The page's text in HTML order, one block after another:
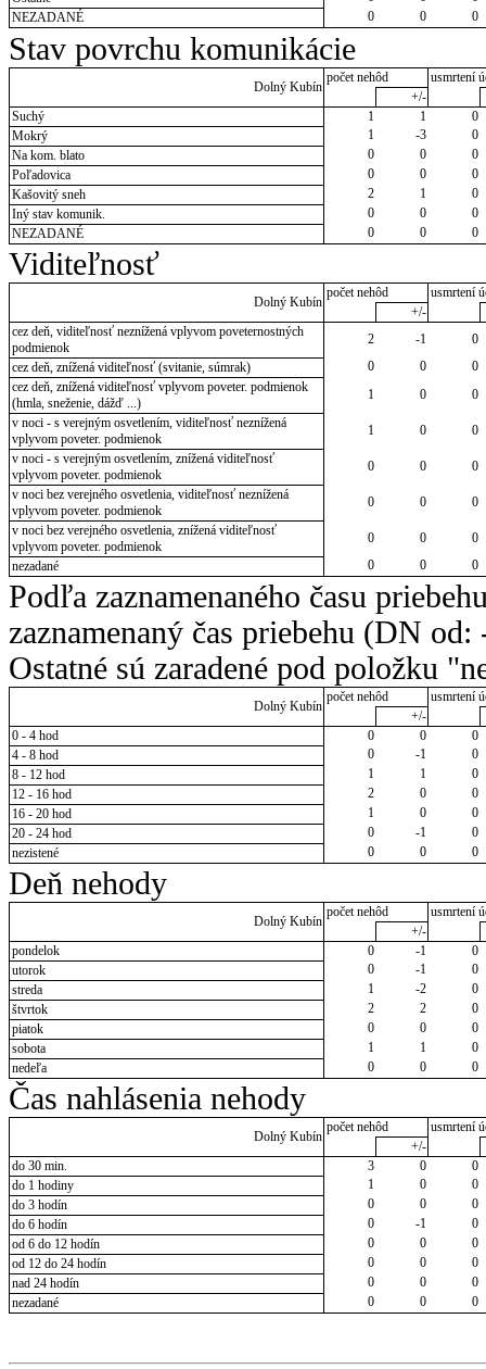
NEZADANÉ
0 0 0
Stav povrchu komunikácie
Dolný Kubín
počet nehôd
usmrtení
+/-
Suchý
1 1
0
Mokrý
1 -3
0
Na kom. blato
0 0
0
Poľadovica
0 0
0
Kašovitý sneh
2 1
0
Iný stav komunik.
0 0
0
NEZADANÉ
0 0 0
Viditeľnosť
Dolný Kubín
počet nehôd
usmrtení
+/-
cez deň, viditeľnosť neznížená vplyvom poveternostných
podmienok
2 -1
0
cez deň, znížená viditeľnosť (svitanie, súmrak)
0 0
0
cez deň, znížená viditeľnosť vplyvom poveter. podmienok
(hmla, sneženie, dážď ...)
1 0
0
v noci - s verejným osvetlením, viditeľnosť neznížená
vplyvom poveter. podmienok
1 0
0
v noci - s verejným osvetlením, znížená viditeľnosť
vplyvom poveter. podmienok
0 0
0
v noci bez verejného osvetlenia, viditeľnosť neznížená
vplyvom poveter. podmienok
0 0
0
v noci bez verejného osvetlenia, znížená viditeľnosť
vplyvom poveter. podmienok
0 0
0
nezadané
0 0 0
Podľa zaznamenaného času
zaznamenaný čas priebehu (DN
Ostatné sú zaradené pod položku
Dolný Kubín
počet nehôd
usmrtení
+/-
0 - 4 hod
0 0
0
4 - 8 hod
0 -1
0
8 - 12 hod
1 1
0
12 - 16 hod
2 0
0
16 - 20 hod
1 0
0
20 - 24 hod
0 -1
0
nezistené
0 0 0
Deň nehody
Dolný Kubín
počet nehôd
usmrtení
+/-
pondelok
0 -1
0
utorok
0 -1
0
streda
1 -2
0
štvrtok
2 2
0
piatok
0 0
0
sobota
1 1
0
nedeľa
0 0 0
Čas nahlásenia nehody
Dolný Kubín
počet nehôd
usmrtení
+/-
do 30 min.
3 0
0
do 1 hodiny
1 0
0
do 3 hodín
0 0
0
do 6 hodín
0 -1
0
od 6 do 12 hodín
0 0
0
od 12 do 24 hodín
0 0
0
nad 24 hodín
0 0
0
nezadané
0 0 0